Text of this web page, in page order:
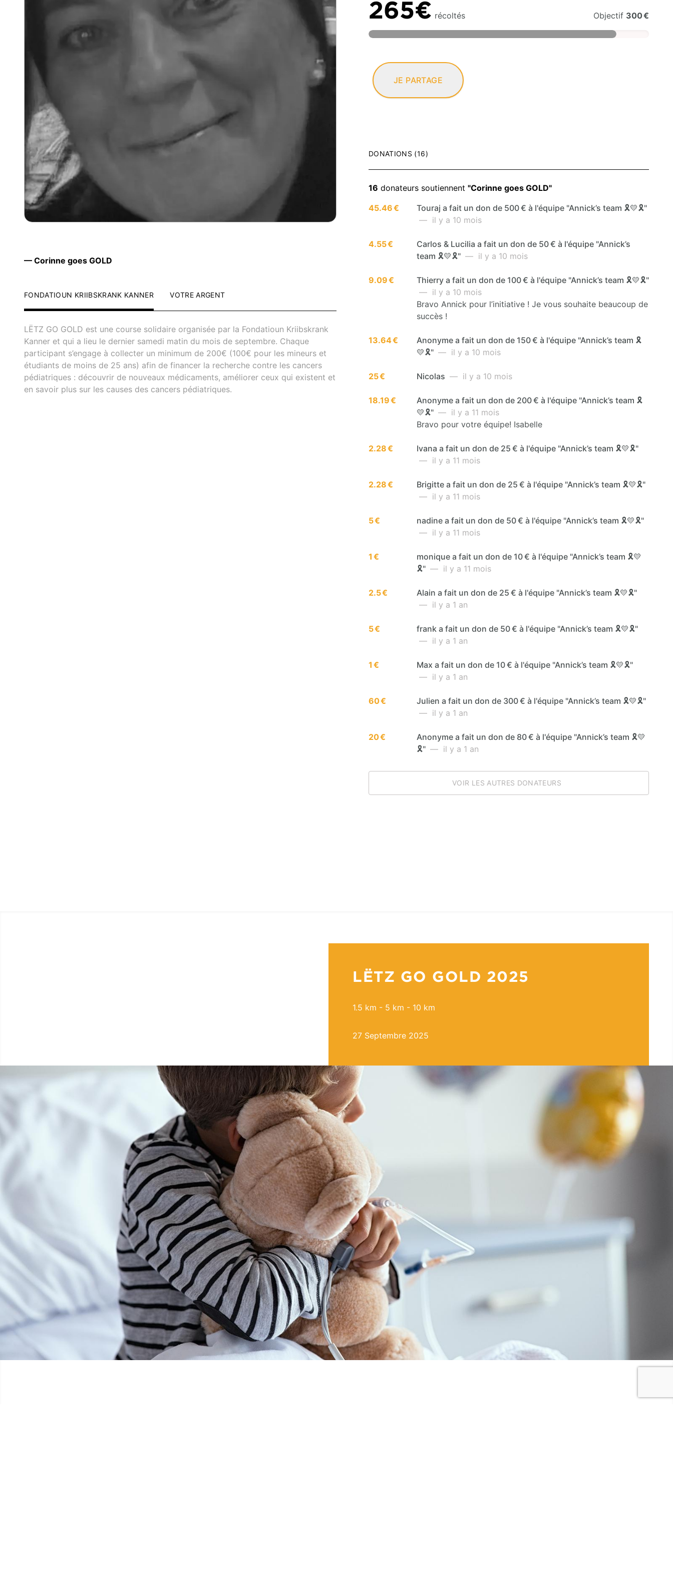
265€ récoltés Objectif 300 €
JE PARTAGE
— Corinne goes GOLD
FONDATIOUN KRIIBSKRANK KANNER VOTRE ARGENT
LËTZ GO GOLD est une course solidaire organisée par la Fondatioun Kriibskrank
Kanner et qui a lieu le dernier samedi matin du mois de septembre. Chaque
participant s’engage à collecter un minimum de 200€ (100€ pour les mineurs et
étudiants de moins de 25 ans) afin de financer la recherche contre les cancers
pédiatriques : découvrir de nouveaux médicaments, améliorer ceux qui existent et
en savoir plus sur les causes des cancers pédiatriques.
DONATIONS (16)
16 donateurs soutiennent "Corinne goes GOLD"
45.46 €
Touraj a fait un don de 500 € à l'équipe "Annick’s team 🎗️💛🎗️"
— il y a 10 mois
4.55 €
Carlos & Lucilia a fait un don de 50 € à l'équipe "Annick’s
team 🎗️💛🎗️" — il y a 10 mois
9.09 €
Thierry a fait un don de 100 € à l'équipe "Annick’s team 🎗️💛🎗️"
— il y a 10 mois
Bravo Annick pour l’initiative ! Je vous souhaite beaucoup de
succès !
13.64 €
Anonyme a fait un don de 150 € à l'équipe "Annick’s team 🎗️
💛🎗️" — il y a 10 mois
25 € Nicolas — il y a 10 mois
18.19 €
Anonyme a fait un don de 200 € à l'équipe "Annick’s team 🎗️
💛🎗️" — il y a 11 mois
Bravo pour votre équipe! Isabelle
2.28 €
Ivana a fait un don de 25 € à l'équipe "Annick’s team 🎗️💛🎗️"
— il y a 11 mois
2.28 €
Brigitte a fait un don de 25 € à l'équipe "Annick’s team 🎗️💛🎗️"
— il y a 11 mois
5 €
nadine a fait un don de 50 € à l'équipe "Annick’s team 🎗️💛🎗️"
— il y a 11 mois
1 €
monique a fait un don de 10 € à l'équipe "Annick’s team 🎗️💛
🎗️" — il y a 11 mois
2.5 €
Alain a fait un don de 25 € à l'équipe "Annick’s team 🎗️💛🎗️"
— il y a 1 an
5 €
frank a fait un don de 50 € à l'équipe "Annick’s team 🎗️💛🎗️"
— il y a 1 an
1 €
Max a fait un don de 10 € à l'équipe "Annick’s team 🎗️💛🎗️"
— il y a 1 an
60 €
Julien a fait un don de 300 € à l'équipe "Annick’s team 🎗️💛🎗️"
— il y a 1 an
20 €
Anonyme a fait un don de 80 € à l'équipe "Annick’s team 🎗️💛
🎗️" — il y a 1 an
VOIR LES AUTRES DONATEURS
LËTZ GO GOLD 2025
1.5 km - 5 km - 10 km
27 Septembre 2025